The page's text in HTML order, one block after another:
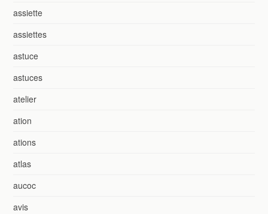
assiette
assiettes
astuce
astuces
atelier
ation
ations
atlas
aucoc
avis